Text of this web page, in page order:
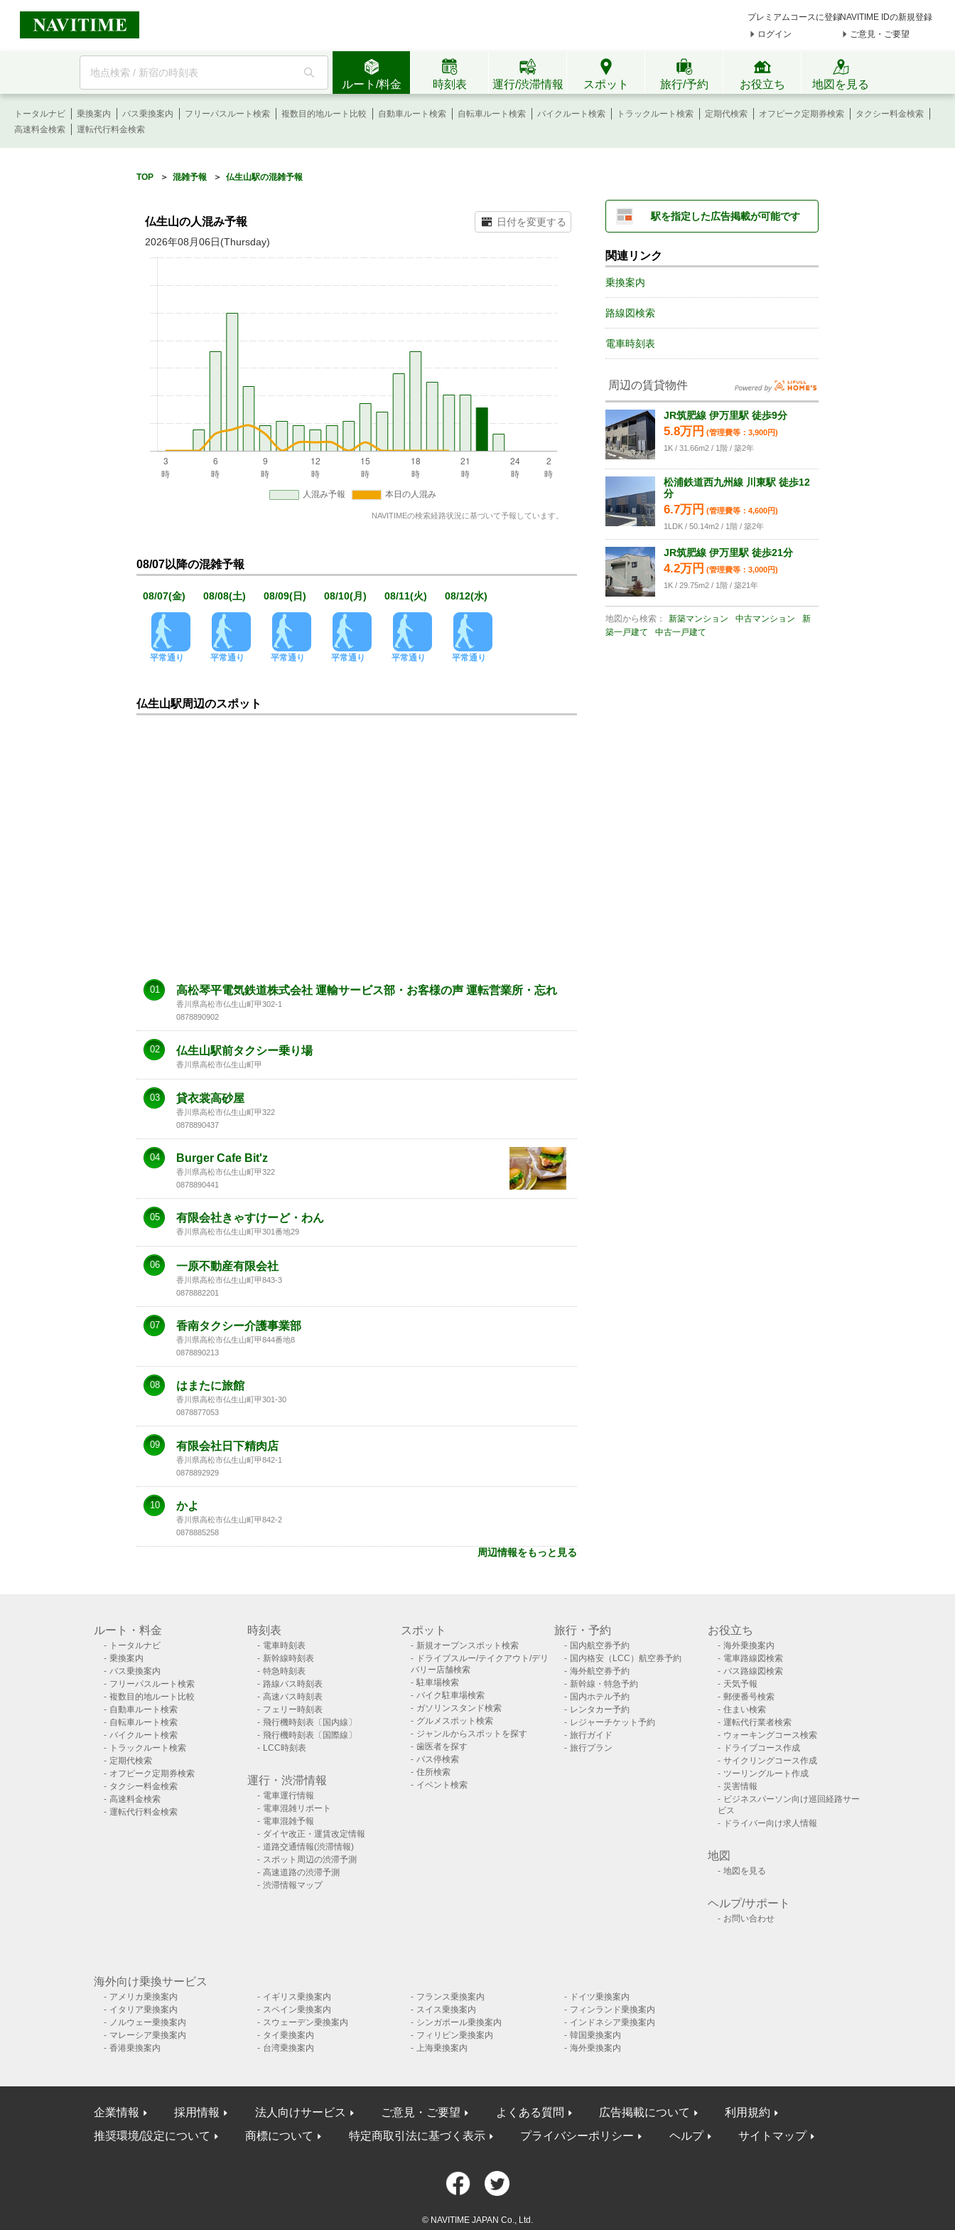
プレミアムコースに登録NAVITIME IDの新規登録
ログイン
ご意見・ご要望
フ
ワ
ド
検
ルート/料金 時刻表 運行/渋滞情報 スポット 旅行/予約 お役立ち 地図を見る
トータルナビ 乗換案内 バス乗換案内 フリーパスルート検索 複数目的地ルート比較 自動車ルート検索 自転車ルート検索 バイクルート検索 トラックルート検索 定期代検索 オフピーク定期券検索
タクシー料金検索
高速料金検索
運転代行料金検索
TOP ＞ 混雑予報 ＞ 仏生山駅の混雑予報
仏生山の人混み予報
2026年08月06日(Thursday)
NAVITIMEの検索経路状況に基づいて予報しています。
08/07以降の混雑予報
08/07(金)
平常通り
08/08(土)
平常通り
08/09(日)
平常通り
08/10(月)
平常通り
08/11(火)
平常通り
08/12(水)
平常通り
仏生山駅周辺のスポット
01 高松琴平電気鉄道株式会社 運輸サービス部・お客様の声 運転営業所・忘れ
香川県高松市仏生山町甲302-1
0878890902
02 仏生山駅前タクシー乗り場
香川県高松市仏生山町甲
03 貸衣裳高砂屋
香川県高松市仏生山町甲322
0878890437
04 Burger Cafe Bit'z
香川県高松市仏生山町甲322
0878890441
05 有限会社きゃすけーど・わん
香川県高松市仏生山町甲301番地29
06 一原不動産有限会社
香川県高松市仏生山町甲843-3
0878882201
07 香南タクシー介護事業部
香川県高松市仏生山町甲844番地8
0878890213
08 はまたに旅館
香川県高松市仏生山町甲301-30
0878877053
09 有限会社日下精肉店
香川県高松市仏生山町甲842-1
0878892929
10 かよ
香川県高松市仏生山町甲842-2
0878885258
周辺情報をもっと見る
駅を指定した広告掲載が可能です
関連リンク
乗換案内
路線図検索
電車時刻表
周辺の賃貸物件
JR筑肥線 伊万里駅 徒歩9分
5.8万円 (管理費等：3,900円)
1K / 31.66m2 / 1階 / 築2年
松浦鉄道西九州線 川東駅 徒歩12
分
6.7万円 (管理費等：4,600円)
1LDK / 50.14m2 / 1階 / 築2年
JR筑肥線 伊万里駅 徒歩21分
4.2万円 (管理費等：3,000円)
1K / 29.75m2 / 1階 / 築21年
地図から検索： 新築マンション 中古マンション
新
築一戸建て
中古一戸建て
ルート・料金
トータルナビ
乗換案内
バス乗換案内
フリーパスルート検索
複数目的地ルート比較
自動車ルート検索
自転車ルート検索
バイクルート検索
トラックルート検索
定期代検索
オフピーク定期券検索
タクシー料金検索
高速料金検索
運転代行料金検索
時刻表
電車時刻表
新幹線時刻表
特急時刻表
路線バス時刻表
高速バス時刻表
フェリー時刻表
飛行機時刻表〔国内線〕
飛行機時刻表〔国際線〕
LCC時刻表
運行・渋滞情報
電車運行情報
電車混雑リポート
電車混雑予報
ダイヤ改正・運賃改定情報
道路交通情報(渋滞情報)
スポット周辺の渋滞予測
高速道路の渋滞予測
渋滞情報マップ
スポット
新規オープンスポット検索
ドライブスルー/テイクアウト/デリ
バリー店舗検索
駐車場検索
バイク駐車場検索
ガソリンスタンド検索
グルメスポット検索
ジャンルからスポットを探す
歯医者を探す
バス停検索
住所検索
イベント検索
旅行・予約
国内航空券予約
国内格安（LCC）航空券予約
海外航空券予約
新幹線・特急予約
国内ホテル予約
レンタカー予約
レジャーチケット予約
旅行ガイド
旅行プラン
お役立ち
海外乗換案内
電車路線図検索
バス路線図検索
天気予報
郵便番号検索
住まい検索
運転代行業者検索
ウォーキングコース検索
ドライブコース作成
サイクリングコース作成
ツーリングルート作成
災害情報
ビジネスパーソン向け巡回経路サー
ビス
ドライバー向け求人情報
地図
地図を見る
ヘルプ/サポート
お問い合わせ
海外向け乗換サービス
アメリカ乗換案内 イギリス乗換案内 フランス乗換案内
ドイツ乗換案内
イタリア乗換案内
スペイン乗換案内 スイス乗換案内
フィンランド乗換案内
ノルウェー乗換案内
スウェーデン乗換案内 シンガポール乗換案内
インドネシア乗換案内
マレーシア乗換案内
タイ乗換案内 フィリピン乗換案内
韓国乗換案内
香港乗換案内
台湾乗換案内 上海乗換案内 海外乗換案内
企業情報 採用情報 法人向けサービス ご意見・ご要望 よくある質問 広告掲載について
利用規約
推奨環境/設定について
商標について 特定商取引法に基づく表示 プライバシーポリシー ヘルプ サイトマップ
© NAVITIME JAPAN Co., Ltd.